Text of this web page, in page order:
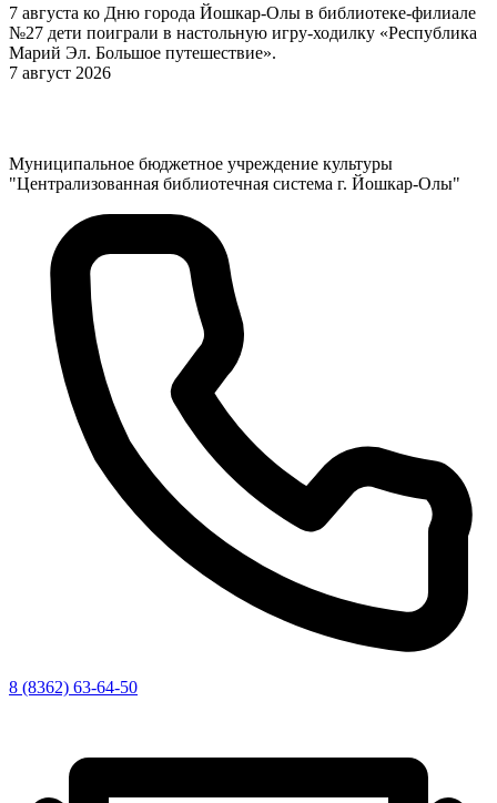
7 августа ко Дню города Йошкар-Олы в библиотеке-филиале
№27 дети поиграли в настольную игру-ходилку «Республика
Марий Эл. Большое путешествие».
7 август 2026
Муниципальное бюджетное учреждение культуры
"Централизованная библиотечная система г. Йошкар-Олы"
8 (8362) 63-64-50